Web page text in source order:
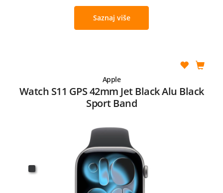
Saznaj više
Apple
Watch S11 GPS 42mm Jet Black Alu Black
Sport Band